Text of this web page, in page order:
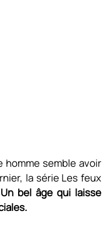
semble avoir
la série Les feux
Un bel âge qui laisse